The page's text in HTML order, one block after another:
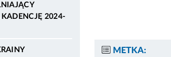
2024-
METKA: